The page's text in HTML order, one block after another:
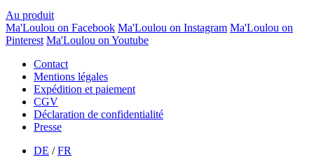
Au produit
Ma'Loulou on Facebook Ma'Loulou on Instagram Ma'Loulou on
Pinterest Ma'Loulou on Youtube
Contact
Mentions légales
Expédition et paiement
CGV
Déclaration de confidentialité
Presse
DE /FR